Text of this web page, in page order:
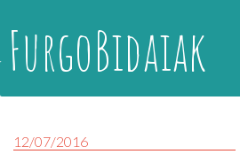
FurgoBidaiak
12/07/2016